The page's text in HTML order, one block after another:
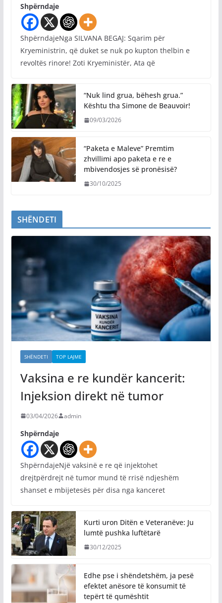
Shpërndaje
ShpërndajeNga SILVANA BEGAJ: Sqarim për
Kryeministrin, që duket se nuk po kupton thelbin e
revoltës rinore! Zoti Kryeministër, Ata që
“Nuk lind grua, bëhesh grua.”
Kështu tha Simone de Beauvoir!
09/03/2026
“Paketa e Maleve” Premtim
zhvillimi apo paketa e re e
mbivendosjes së pronësisë?
30/10/2025
SHËNDETI
SHËNDETI TOP LAJME
Vaksina e re kundër kancerit:
Injeksion direkt në tumor
03/04/2026 admin
Shpërndaje
ShpërndajeNjë vaksinë e re që injektohet
drejtpërdrejt në tumor mund të rrisë ndjeshëm
shanset e mbijetesës për disa nga kanceret
Kurti uron Ditën e Veteranëve: Ju
lumtë pushka luftëtarë
30/12/2025
Edhe pse i shëndetshëm, ja pesë
efektet anësore të konsumit të
tepërt të qumështit